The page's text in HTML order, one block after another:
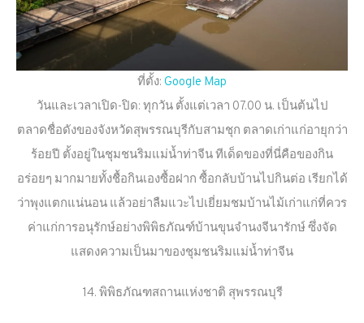
ที่ตั้ง: Google Map
วันและเวลาเปิด-ปิด: ทุกวัน ตั้งแต่เวลา 07.00 น. เป็นต้นไป
ตลาดชื่อดังของจังหวัดสุพรรณบุรีกับสามชุก ตลาดเก่าแก่อายุกว่า
ร้อยปี ตั้งอยู่ในชุมชนริมแม่น้ำท่าจีน ทีเด็ดของที่นี่คือของกิน
อร่อยๆ มากมายทั้งชื้อกินเองซื้อฝาก ซื้อกลับบ้านไปกินต่อ เรียกได้
ว่าพุงแตกแน่นอน แล้วอย่าลืมแวะไปเยี่ยมชมบ้านไม้เก่าแก่ที่ควร
ค่าแก่การอนุรักษ์อย่างพิพิธภัณฑ์บ้านขุนจำนงจีนารักษ์ ซึ่งจัด
แสดงความเป็นมาของชุมชนริมแม่น้ำท่าจีน
14. พิพิธภัณฑสถานแห่งชาติ สุพรรณบุรี